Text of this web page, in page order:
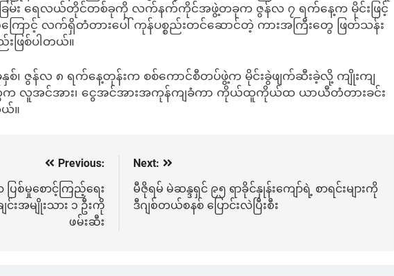
ြမ်း ရေလယ်တိုင်တစ်ခုကို လက်နက်ကိုင်အဖွဲ့တခုက ဇွန်လ ၇ ရက်နေ့က မိုင်းဖြင့်
ြောင့် လက်ရှိတံတားပေါ် ကုန်ပစ္စည်းတင်ဆောင်တဲ့ ကားအကြီးတွေ ဖြတ်သန်း
ဖြစ်ပါတယ်။
စ်၊ ဇွန်လ ၈ ရက်နေ့တုန်းက စစ်ကောင်စီတပ်ဖွဲ့က မိုင်းခွဲဖျက်ဆီးခဲ့လို့ ကျိုးကျ
တွေက လူအင်အား၊ ငွေအင်အားအကုန်ကျခံကာ ကိုယ်ထူကိုယ်ထ ယာယီတံတားခင်း
ယ်။
Previous:
ြစ်မှုစောင့်ကြည့်ရေး
င်းအမျိုးသား ၁ ဦးကို
ဖမ်းဆီး
Next:
မီဇိုရမ် မဲဆန္ဒရှင် ၉၅ ရာခိုင်နှုန်းကျော်ရဲ့ စာရင်းများကို
ဒီဂျစ်တယ်စနစ် ပြောင်းလဲပြီးစီး